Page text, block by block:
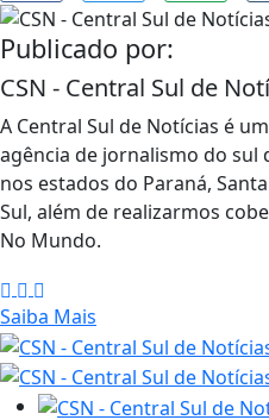
Publicado por:
CSN - Central Sul de
A Central Sul de Notícias é
agência de jornalismo do sul
nos estados do Paraná,
Sul, além de realizarmos
No Mundo.
Saiba Mais